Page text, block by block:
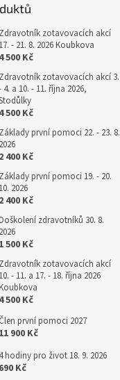
Zdravotník zotavovacích akcí
17. - 21. 8. 2026 Koubkova
4 500 Kč
Zdravotník zotavovacích akcí 3.
4. a 10. - 11. října 2026,
4 500 Kč
Základy první pomoci 22. - 23. 8.
2026
2 400 Kč
Základy první pomoci 19. - 20.
10. 2026
2 400 Kč
zdravotníků 30. 8.
2026
1 500 Kč
Zdravotník zotavovacích akcí
10. - 11. a 17. - 18. října 2026
4 500 Kč
Člen první pomoci 2027
11 900 Kč
4 hodiny pro život 18. 9. 2026
690 Kč